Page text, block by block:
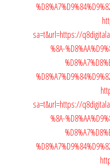
sa=t&url=https://
%8A-
sa=t&url=https://
%8A-